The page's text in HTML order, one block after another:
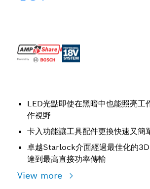
LED光點即使在黑暗中也能照亮工
作視野
卡入功能讓工具配件更換快速又簡
卓越Starlock介面經過最佳化的
達到最高直接功率傳輸
View more